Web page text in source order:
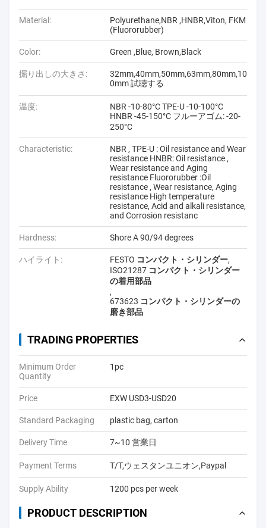
Material:
Polyurethane,NBR ,HNBR,Viton, FKM
(Fluororubber)
Color: Green ,Blue, Brown,Black
掘り出しの大きさ:
32mm,40mm,50mm,63mm,80mm,10
0mm 試聴する
温度:
NBR -10-80°C TPE-U -10-100°C
HNBR -45-150°C フルーアゴム: -20-
250°C
Characteristic:
NBR , TPE-U : Oil resistance and Wear
resistance HNBR: Oil resistance ,
Wear resistance and Aging
resistance Fluororubber :Oil
resistance , Wear resistance, Aging
resistance High temperature
resistance, Acid and alkali resistance,
and Corrosion resistanc
Hardness: Shore A 90/94 degrees
ハイライト: FESTO コンパクト・シリンダー,
ISO21287 コンパクト・シリンダー
の着用部品
,
673623 コンパクト・シリンダーの
磨き部品
TRADING PROPERTIES
Minimum Order
Quantity
1pc
Price EXW USD3-USD20
Standard Packaging plastic bag, carton
Delivery Time 7~10 営業日
Payment Terms T/T,ウェスタンユニオン,Paypal
Supply Ability 1200 pcs per week
PRODUCT DESCRIPTION